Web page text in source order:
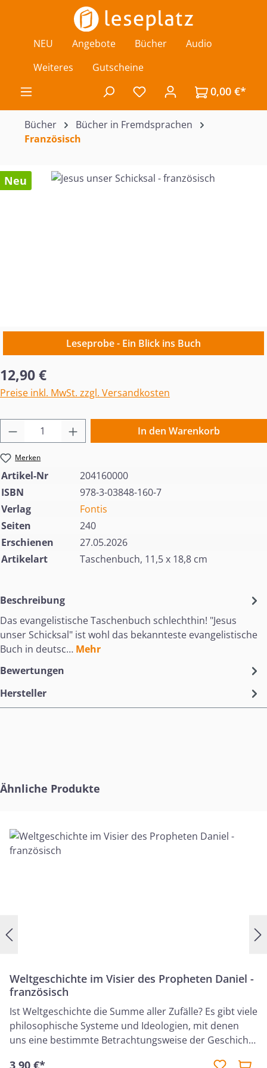
Zum Hauptinhalt springen
NEU Angebote Bücher
Audio
Weiteres
Gutscheine
Du hast 0 Produkte auf
0,00 €*
Bücher
Bücher in Fremdsprachen
Französisch
Neu
Bildergalerie überspringen
Leseprobe - Ein Blick ins Buch
Regulärer Preis:
12,90 €
Preise inkl. MwSt. zzgl. Versandkosten
Produkt Anzahl: Gib den gewünschten
In den Warenkorb
Merken
Artikel-Nr
204160000
ISBN
978-3-03848-160-7
Verlag
Fontis
Seiten
240
Erschienen
27.05.2026
Artikelart
Taschenbuch, 11,5 x 18,8 cm
Beschreibung
Das evangelistische Taschenbuch schlechthin! "Jesus
unser Schicksal" ist wohl das bekannteste evangelistische
Buch in deutsc… Mehr
Bewertungen
Hersteller
Produktgalerie überspringen
Ähnliche Produkte
Weltgeschichte im Visier des Propheten Daniel -
französisch
Ist Weltgeschichte die Summe aller Zufälle? Es gibt viele
philosophische Systeme und Ideologien, mit denen
uns eine bestimmte Betrachtungsweise der Geschichte